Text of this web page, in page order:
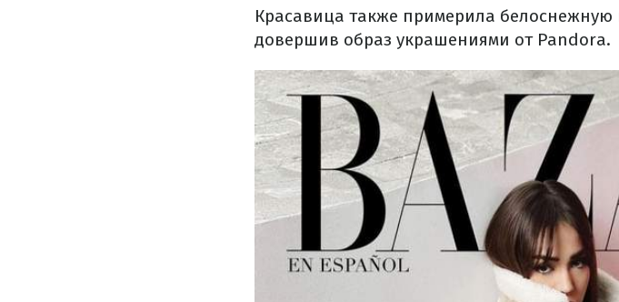
Красавица также примерила белоснежную
довершив образ украшениями от Pandora.